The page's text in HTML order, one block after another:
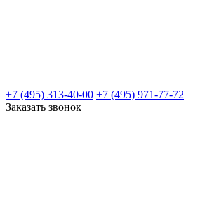
+7 (495) 313-40-00 +7 (495) 971-77-72
Заказать звонок